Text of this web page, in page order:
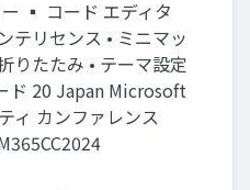
▪ コード エディタ
テリセンス • ミニマッ
りたたみ • テーマ設定
ド 20 Japan Microsoft
ィ カンファレンス